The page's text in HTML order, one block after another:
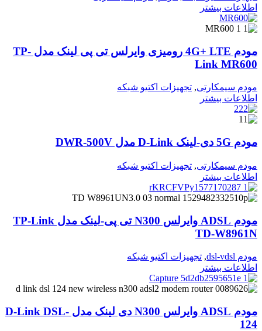
اطلاعات بیشتر
مودم 4G+ LTE رومیزی وایرلس تی پی لینک مدل TP-
Link MR600
مودم سیمکارتی, تجهیزات اکتیو شبکه
اطلاعات بیشتر
مودم 5G دی‑لینک D‑Link مدل DWR‑500V
مودم سیمکارتی, تجهیزات اکتیو شبکه
اطلاعات بیشتر
مودم ADSL وایرلس N300 تی پی-لینک مدل TP-Link
TD-W8961N
مودم dsl-vdsl , تجهیزات اکتیو شبکه
اطلاعات بیشتر
مودم ADSL وایرلس N300 دی لینک مدل D-Link DSL-
124